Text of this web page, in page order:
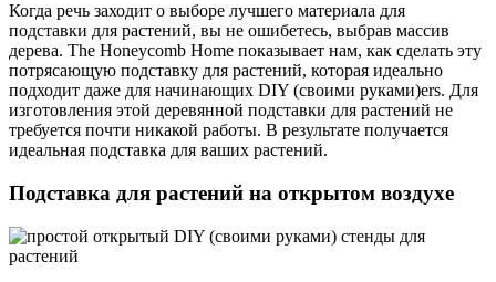
Когда речь заходит о выборе лучшего материала для
подставки для растений, вы не ошибетесь, выбрав массив
дерева. The Honeycomb Home показывает нам, как сделать эту
потрясающую подставку для растений, которая идеально
подходит даже для начинающих DIY (своими руками)ers. Для
изготовления этой деревянной подставки для растений не
требуется почти никакой работы. В результате получается
идеальная подставка для ваших растений.
Подставка для растений на открытом воздухе